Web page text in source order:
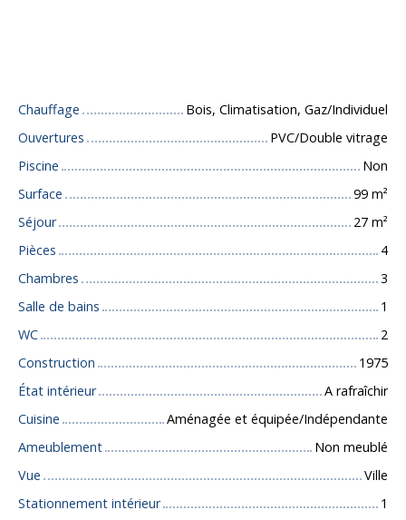
Chauffage
Bois, Climatisation, Gaz/Individuel
Ouvertures
PVC/Double vitrage
Piscine
Non
Surface
99 m²
Séjour
27 m²
Pièces
4
Chambres
3
Salle de bains
1
WC
2
Construction
1975
État intérieur
A rafraîchir
Cuisine
Aménagée et équipée/Indépendante
Ameublement
Non meublé
Vue
Ville
Stationnement intérieur
1